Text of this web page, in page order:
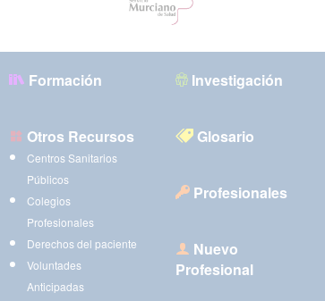
Formación Investigación
Otros Recursos
Centros Sanitarios
Públicos
Colegios
Profesionales
Derechos del paciente
Voluntades
Anticipadas
Glosario
Profesionales
Nuevo
Profesional